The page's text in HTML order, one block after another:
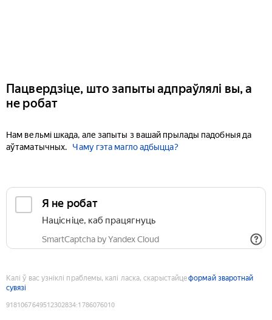
Пацвердзіце, што запыты адпраўлялі вы, а
не робат
Нам вельмі шкада, але запыты з вашай прылады падобныя да
аўтаматычных.
Чаму гэта магло адбыцца?
Я не робат
Націсніце, каб працягнуць
SmartCaptcha by Yandex Cloud
Калі ў вас узніклі праблемы, калі ласка, скарыстайцеформай зваротнай
сувязі
9181067649512302834:1786076010